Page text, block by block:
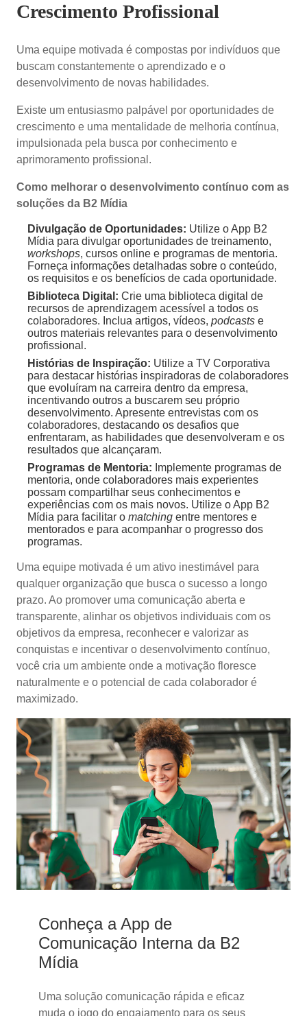
Crescimento Profissional
Uma equipe motivada é compostas por indivíduos que
buscam constantemente o aprendizado e o
desenvolvimento de novas habilidades.
Existe um entusiasmo palpável por oportunidades de
crescimento e uma mentalidade de melhoria contínua,
impulsionada pela busca por conhecimento e
aprimoramento profissional.
Como melhorar o desenvolvimento contínuo com as
soluções da B2 Mídia
Divulgação de Oportunidades: Utilize o App B2
Mídia para divulgar oportunidades de treinamento,
workshops, cursos online e programas de mentoria.
Forneça informações detalhadas sobre o conteúdo,
os requisitos e os benefícios de cada oportunidade.
Biblioteca Digital: Crie uma biblioteca digital de
recursos de aprendizagem acessível a todos os
colaboradores. Inclua artigos, vídeos, podcasts e
outros materiais relevantes para o desenvolvimento
profissional.
Histórias de Inspiração: Utilize a TV Corporativa
para destacar histórias inspiradoras de colaboradores
que evoluíram na carreira dentro da empresa,
incentivando outros a buscarem seu próprio
desenvolvimento. Apresente entrevistas com os
colaboradores, destacando os desafios que
enfrentaram, as habilidades que desenvolveram e os
resultados que alcançaram.
Programas de Mentoria: Implemente programas de
mentoria, onde colaboradores mais experientes
possam compartilhar seus conhecimentos e
experiências com os mais novos. Utilize o App B2
Mídia para facilitar o matching entre mentores e
mentorados e para acompanhar o progresso dos
programas.
Uma equipe motivada é um ativo inestimável para
qualquer organização que busca o sucesso a longo
prazo. Ao promover uma comunicação aberta e
transparente, alinhar os objetivos individuais com os
objetivos da empresa, reconhecer e valorizar as
conquistas e incentivar o desenvolvimento contínuo,
você cria um ambiente onde a motivação floresce
naturalmente e o potencial de cada colaborador é
maximizado.
Conheça a App de
Comunicação Interna da B2
Mídia
Uma solução comunicação rápida e eficaz
muda o jogo do engajamento para os seus